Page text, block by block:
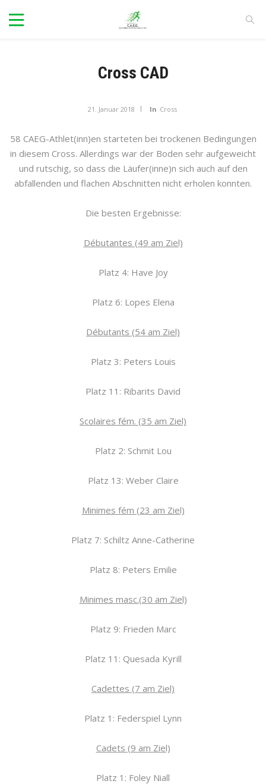
Cross CAD
21. Januar 2018 In Cross
58 CAEG-Athlet(inn)en starteten bei trockenen Bedingungen
in diesem Cross. Allerdings war der Boden sehr aufgeweicht
und rutschig, so dass die Läufer(inne)n sich auch auf den
abfallenden und flachen Abschnitten nicht erholen konnten.
Die besten Ergebnisse:
Débutantes (49 am Ziel)
Platz 4: Have Joy
Platz 6: Lopes Elena
Débutants (54 am Ziel)
Platz 3: Peters Louis
Platz 11: Ribarits David
Scolaires fém. (35 am Ziel)
Platz 2: Schmit Lou
Platz 13: Weber Claire
Minimes fém (23 am Ziel)
Platz 7: Schiltz Anne-Catherine
Platz 8: Peters Emilie
Minimes masc.(30 am Ziel)
Platz 9: Frieden Marc
Platz 11: Quesada Kyrill
Cadettes (7 am Ziel)
Platz 1: Federspiel Lynn
Cadets (9 am Ziel)
Platz 1: Foley Niall